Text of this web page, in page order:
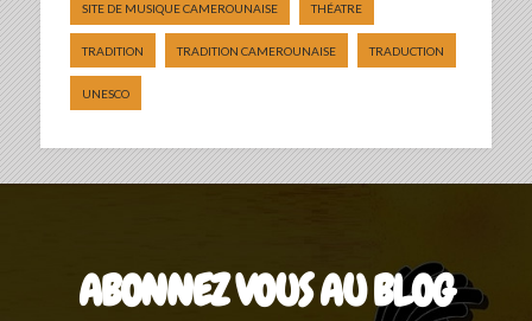
SITE DE MUSIQUE CAMEROUNAISE THÉATRE
TRADITION TRADITION CAMEROUNAISE TRADUCTION
UNESCO
ABONNEZ VOUS AU BLOG